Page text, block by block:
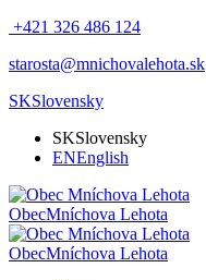
+421 326 486 124
starosta@mnichovalehota.sk
SKSlovensky
SKSlovensky
ENEnglish
ObecMníchova Lehota
ObecMníchova Lehota